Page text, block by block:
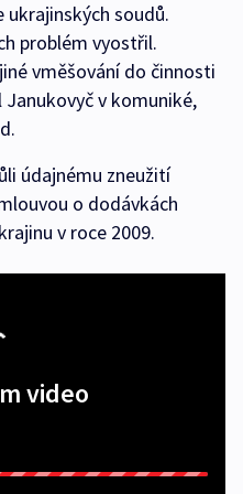
ukrajinských soudů.
problém vyostřil.
vměšování do činnosti
Janukovyč v komuniké,
údajnému zneužití
o dodávkách
v roce 2009.
video